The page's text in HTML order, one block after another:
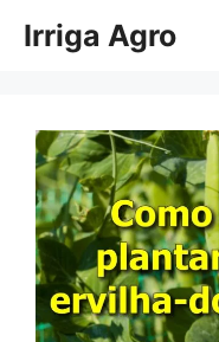
paraIrriga Agro